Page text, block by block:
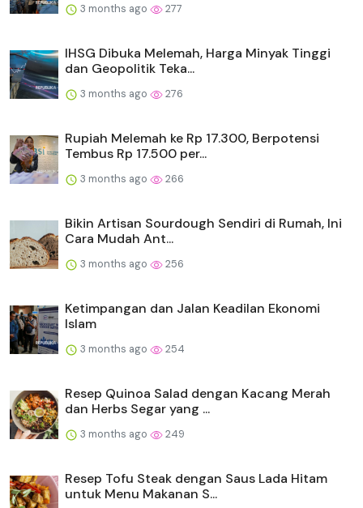
3 months ago 277
IHSG Dibuka Melemah, Harga Minyak Tinggi
dan Geopolitik Teka...
3 months ago 276
Rupiah Melemah ke Rp 17.300, Berpotensi
Tembus Rp 17.500 per...
3 months ago 266
Bikin Artisan Sourdough Sendiri di Rumah, Ini
Cara Mudah Ant...
3 months ago 256
Ketimpangan dan Jalan Keadilan Ekonomi
Islam
3 months ago 254
Resep Quinoa Salad dengan Kacang Merah
dan Herbs Segar yang ...
3 months ago 249
Resep Tofu Steak dengan Saus Lada Hitam
untuk Menu Makanan S...